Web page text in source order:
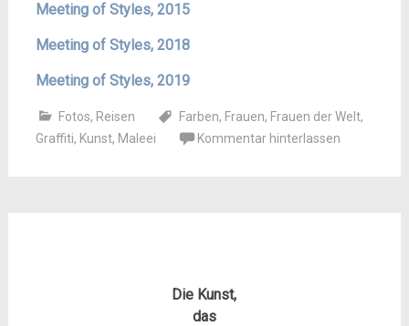
Meeting of Styles, 2015
Meeting of Styles, 2018
Meeting of Styles, 2019
Fotos, Reisen Farben, Frauen, Frauen der Welt,
Graffiti, Kunst, Maleei Kommentar hinterlassen
Die Kunst,
das